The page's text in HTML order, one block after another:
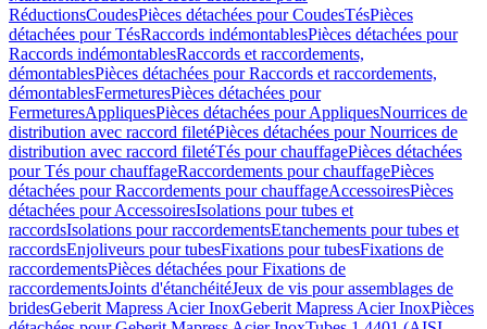
RéductionsCoudesPièces détachées pour CoudesTésPièces
détachées pour TésRaccords indémontablesPièces détachées pour
Raccords indémontablesRaccords et raccordements,
démontablesPièces détachées pour Raccords et raccordements,
démontablesFermeturesPièces détachées pour
FermeturesAppliquesPièces détachées pour AppliquesNourrices de
distribution avec raccord filetéPièces détachées pour Nourrices de
distribution avec raccord filetéTés pour chauffagePièces détachées
pour Tés pour chauffageRaccordements pour chauffagePièces
détachées pour Raccordements pour chauffageAccessoiresPièces
détachées pour AccessoiresIsolations pour tubes et
raccordsIsolations pour raccordementsEtanchements pour tubes et
raccordsEnjoliveurs pour tubesFixations pour tubesFixations de
raccordementsPièces détachées pour Fixations de
raccordementsJoints d'étanchéitéJeux de vis pour assemblages de
bridesGeberit Mapress Acier InoxGeberit Mapress Acier InoxPièces